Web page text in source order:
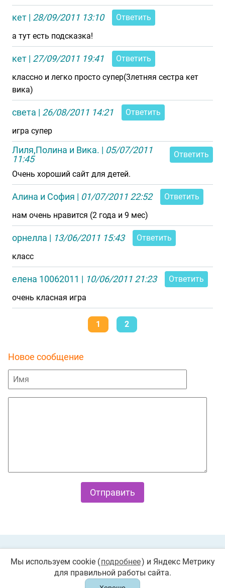
кет | 28/09/2011 13:10
Ответить
а тут есть подсказка!
кет | 27/09/2011 19:41
Ответить
классно и легко просто супер(3летняя сестра кет
вика)
света | 26/08/2011 14:21
Ответить
игра супер
Лиля,Полина и Вика. | 05/07/2011
11:45
Ответить
Очень хороший сайт для детей.
Алина и София | 01/07/2011 22:52
Ответить
нам очень нравится (2 года и 9 мес)
орнелла | 13/06/2011 15:43
Ответить
класс
елена 10062011 | 10/06/2011 21:23
Ответить
очень класная игра
1 2
Новое сообщение
© 2026 «Играемся». Все права защищены. Любое
Мы используем cookie (подробнее) и Яндекс Метрику
для правильной работы сайта.